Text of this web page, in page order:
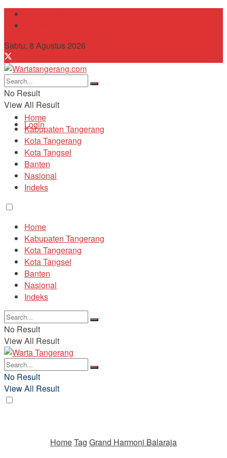
Sabtu, 8 Agustus 2026
No Result
View All Result
Login
Home
Kabupaten Tangerang
Kota Tangerang
Kota Tangsel
Banten
Nasional
Indeks
Home
Kabupaten Tangerang
Kota Tangerang
Kota Tangsel
Banten
Nasional
Indeks
No Result
View All Result
No Result
View All Result
HomeTag Grand Harmoni Balaraja